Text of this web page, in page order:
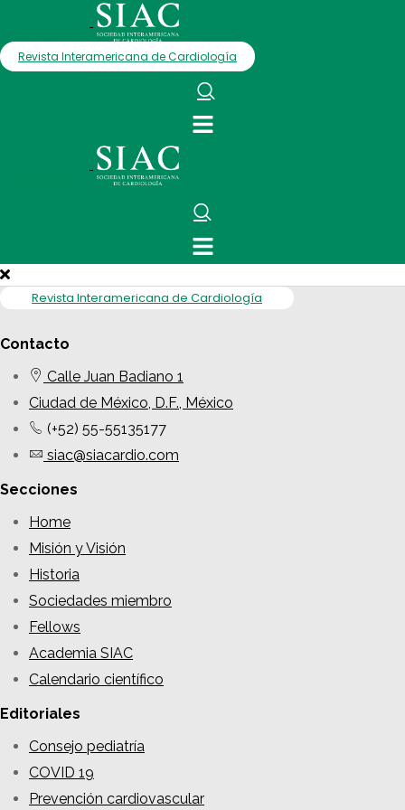
Revista Interamericana de Cardiología
Revista Interamericana de Cardiología
Contacto
Calle Juan Badiano 1
Ciudad de México, D.F., México
(+52) 55-55135177
siac@siacardio.com
Secciones
Home
Misión y Visión
Historia
Sociedades miembro
Fellows
Academia SIAC
Calendario científico
Editoriales
Consejo pediatría
COVID 19
Prevención cardiovascular